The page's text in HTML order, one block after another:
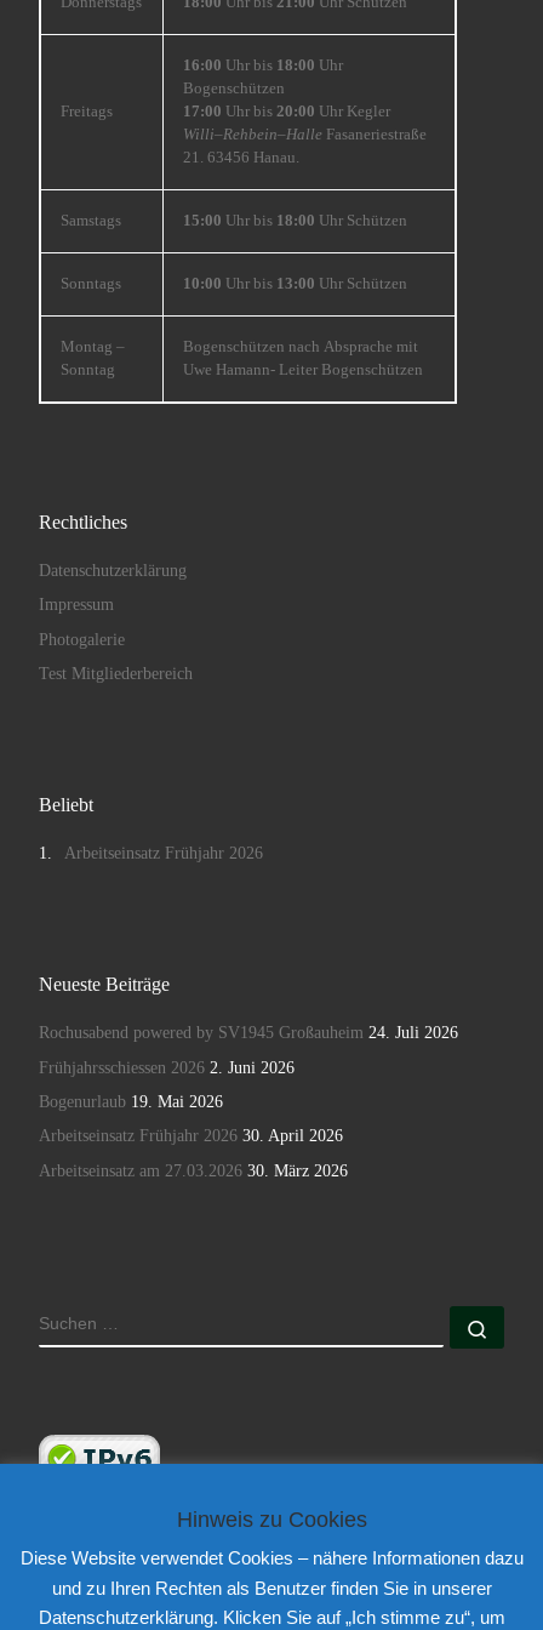
Freitags
16:00 Uhr bis 18:00 Uhr
Bogenschützen
17:00 Uhr bis 20:00 Uhr Kegler
Willi–Rehbein–Halle Fasaneriestraße
21. 63456 Hanau.
Samstags 15:00 Uhr bis 18:00 Uhr Schützen
Sonntags 10:00 Uhr bis 13:00 Uhr Schützen
Montag –
Sonntag
Bogenschützen nach Absprache mit
Uwe Hamann- Leiter Bogenschützen
Rechtliches
Datenschutzerklärung
Impressum
Photogalerie
Test Mitgliederbereich
Beliebt
Arbeitseinsatz Frühjahr 2026
Neueste Beiträge
Rochusabend powered by SV1945 Großauheim 24. Juli 2026
Frühjahrsschiessen 2026 2. Juni 2026
Bogenurlaub 19. Mai 2026
Arbeitseinsatz Frühjahr 2026 30. April 2026
Arbeitseinsatz am 27.03.2026 30. März 2026
SUCHE
Hinweis zu Cookies
Diese Website verwendet Cookies – nähere Informationen dazu
und zu Ihren Rechten als Benutzer finden Sie in unserer
Datenschutzerklärung. Klicken Sie auf „Ich stimme zu“, um